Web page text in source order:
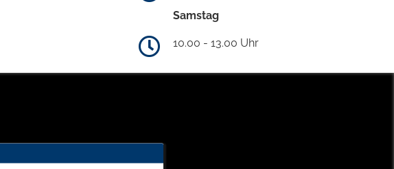
Samstag
10.00 - 13.00 Uhr